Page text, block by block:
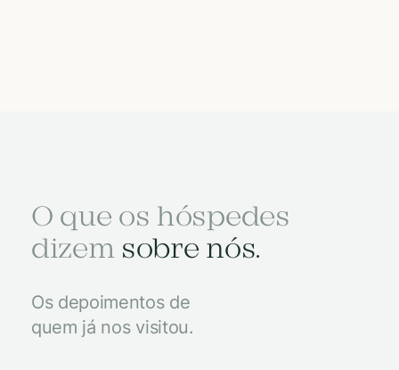
O que os hóspedes
dizem sobre nós.
Os depoimentos de
quem já nos visitou.